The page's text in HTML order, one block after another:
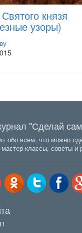
князя
узоры)
"Сделай
обо всем, что можно
классы, советы и